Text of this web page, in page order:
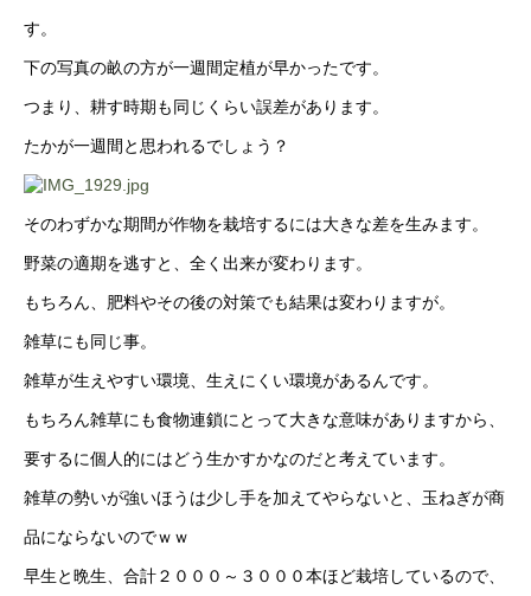
す。
下の写真の畝の方が一週間定植が早かったです。
つまり、耕す時期も同じくらい誤差があります。
たかが一週間と思われるでしょう？
そのわずかな期間が作物を栽培するには大きな差を生みます。
野菜の適期を逃すと、全く出来が変わります。
もちろん、肥料やその後の対策でも結果は変わりますが。
雑草にも同じ事。
雑草が生えやすい環境、生えにくい環境があるんです。
もちろん雑草にも食物連鎖にとって大きな意味がありますから、
要するに個人的にはどう生かすかなのだと考えています。
雑草の勢いが強いほうは少し手を加えてやらないと、玉ねぎが商
品にならないのでｗｗ
早生と晩生、合計２０００～３０００本ほど栽培しているので、